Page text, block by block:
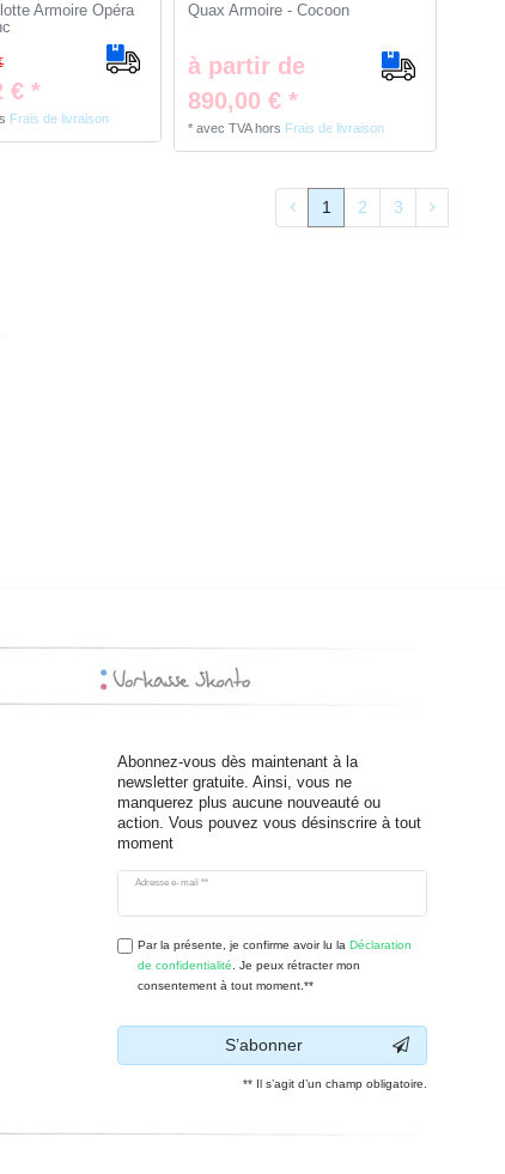
Armoire Opéra
€ *
Frais de livraison
Quax Armoire - Cocoon
à partir de
890,00 € *
*avec TVAhors Frais de livraison
1 2 3
Abonnez-vous dès maintenant à la
newsletter gratuite. Ainsi, vous ne
manquerez plus aucune nouveauté ou
action. Vous pouvez vous désinscrire à tout
moment
Adresse e-mail **
Ceres::Template.newsletterHoneypotLabel
Par la présente, je confirme avoir lu la Déclaration
de confidentialité. Je peux rétracter mon
consentement à tout moment.**
S’abonner
** Il s’agit d’un champ obligatoire.